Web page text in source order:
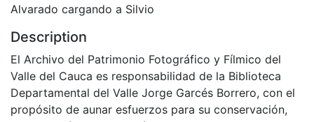
Alvarado cargando a Silvio
Description
El Archivo del Patrimonio Fotográfico y Fílmico del
Valle del Cauca es responsabilidad de la Biblioteca
Departamental del Valle Jorge Garcés Borrero, con el
propósito de aunar esfuerzos para su conservación,